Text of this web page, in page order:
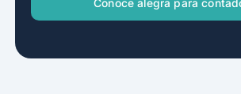
Conoce alegra para